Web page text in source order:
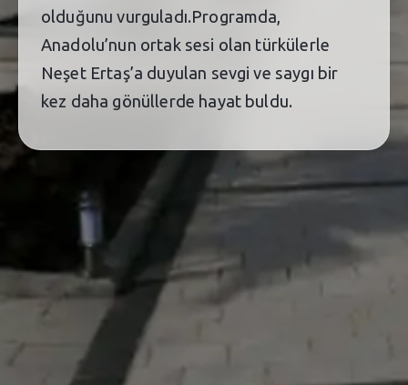
olduğunu vurguladı.Programda,
Anadolu’nun ortak sesi olan türkülerle
Neşet Ertaş’a duyulan sevgi ve saygı bir
kez daha gönüllerde hayat buldu.